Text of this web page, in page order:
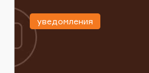
уведомления